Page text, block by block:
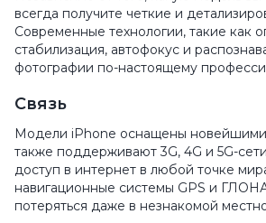
всегда получите четкие и
Современные технологии, такие как
стабилизация, автофокус и
фотографии по-настоящему
Связь
Модели iPhone оснащены
также поддерживают 3G, 4G и 5G-
доступ в интернет в любой точке
навигационные системы GPS и
потеряться даже в незнакомой